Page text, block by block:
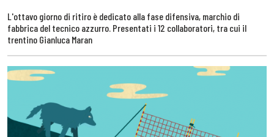
L'ottavo giorno di ritiro è dedicato alla fase difensiva, marchio di
fabbrica del tecnico azzurro. Presentati i 12 collaboratori, tra cui il
trentino Gianluca Maran